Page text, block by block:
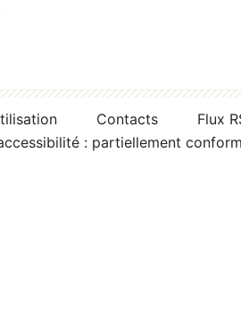
Contacts
Flux
: partiellement